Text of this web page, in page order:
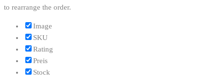
to rearrange the order.
Image
SKU
Rating
Preis
Stock